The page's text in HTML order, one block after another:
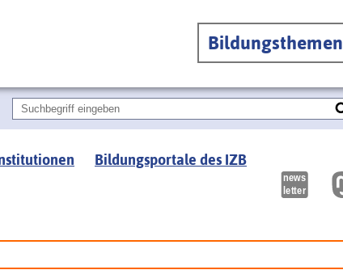
Bildungsthemen
Bildungsportale des IZB